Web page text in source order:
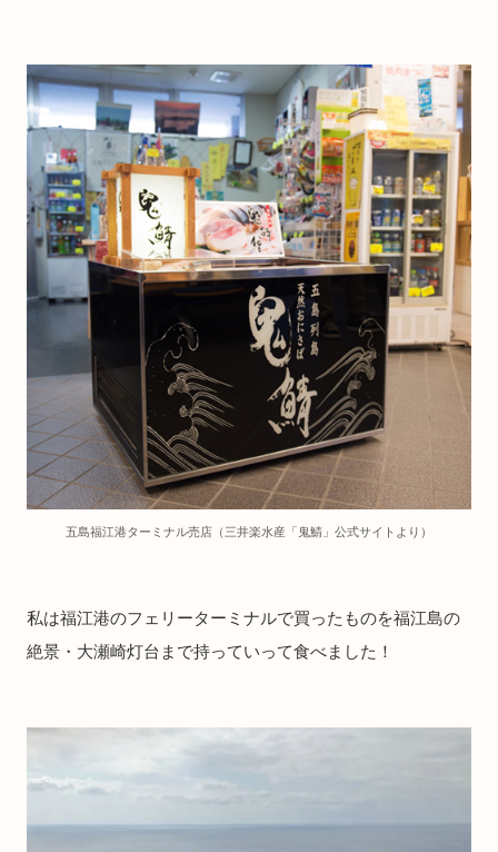
五島福江港ターミナル売店（三井楽水産「鬼鯖」公式サイトより）
私は福江港のフェリーターミナルで買ったものを福江島の
絶景・大瀬崎灯台まで持っていって食べました！